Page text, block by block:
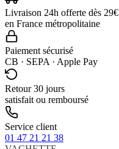
Livraison 24h offerte dès 29€
en France métropolitaine
Paiement sécurisé
CB · SEPA · Apple Pay
Retour 30 jours
satisfait ou remboursé
Service client
01 47 21 21 38